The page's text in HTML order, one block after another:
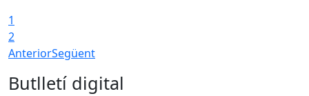
1
2
AnteriorSegüent
Butlletí digital